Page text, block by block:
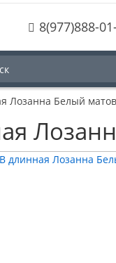
8(977)888-
Лозанна Белый